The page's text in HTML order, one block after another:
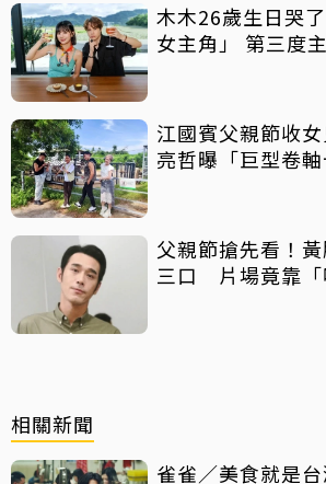
木木26歲生日哭
女主角」 第三度
江國賓父親節收
亮哲曝「巨型卷
父親節搶先看！
三口 片場竟靠「
相關新聞
雀雀／美食就是